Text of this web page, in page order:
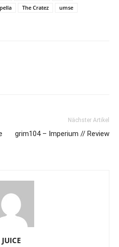
The Cratez
umse
Nächster Artikel
grim104 – Imperium // Review
JUICE